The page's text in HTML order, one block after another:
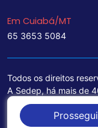
Em Cuiabá/MT
65 3653 5084
Todos os direitos
A Sedep, há mais de
treinamento de
ponta para a